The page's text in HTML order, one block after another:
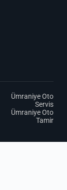
Ümraniye Oto
Servis
Ümraniye Oto
Tamir